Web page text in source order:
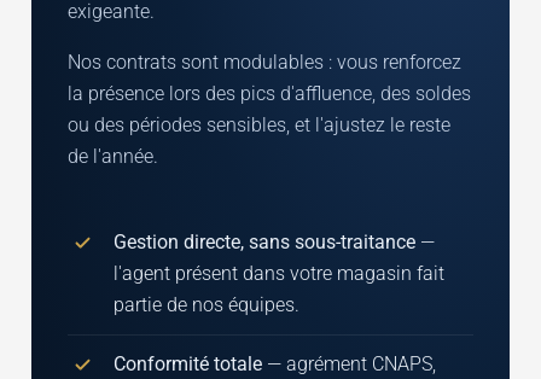
exigeante.
Nos contrats sont modulables : vous renforcez
la présence lors des pics d'affluence, des soldes
ou des périodes sensibles, et l'ajustez le reste
de l'année.
Gestion directe, sans sous-traitance —
l'agent présent dans votre magasin fait
partie de nos équipes.
Conformité totale — agrément CNAPS,